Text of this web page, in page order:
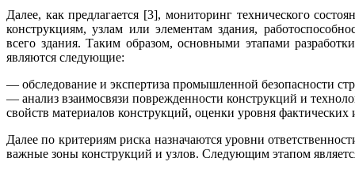
Далее, как предлагается [3], мониторинг технического
конструкциям, узлам или элементам здания,
всего здания. Таким образом, основными этапами
являются следующие:
— обследование и экспертиза промышленной безопасности
— анализ взаимосвязи поврежденности конструкций и
свойств материалов конструкций, оценки уровня
Далее по критериям риска назначаются уровни
важные зоны конструкций и узлов. Следующим этапом